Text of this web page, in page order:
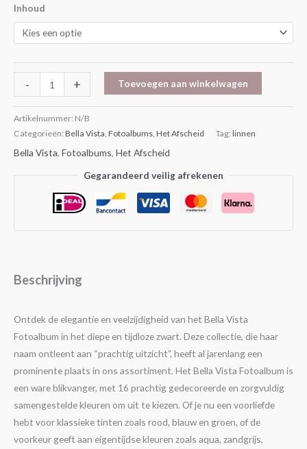
Inhoud
- + Toevoegen aan winkelwagen
Artikelnummer: N/B
Categorieën: Bella Vista, Fotoalbums, Het Afscheid Tag: linnen
Bella Vista, Fotoalbums, Het Afscheid
Gegarandeerd veilig afrekenen
Beschrijving
Ontdek de elegantie en veelzijdigheid van het Bella Vista
Fotoalbum in het diepe en tijdloze zwart. Deze collectie, die haar
naam ontleent aan “prachtig uitzicht”, heeft al jarenlang een
prominente plaats in ons assortiment. Het Bella Vista Fotoalbum is
een ware blikvanger, met 16 prachtig gedecoreerde en zorgvuldig
samengestelde kleuren om uit te kiezen. Of je nu een voorliefde
hebt voor klassieke tinten zoals rood, blauw en groen, of de
voorkeur geeft aan eigentijdse kleuren zoals aqua, zandgrijs,